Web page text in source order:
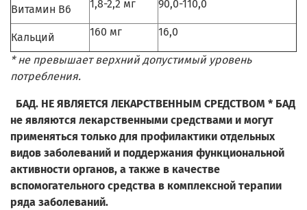
Витамин В6 1,8-2,2 мг 90,0-110,0
Кальций 160 мг 16,0
* не превышает верхний допустимый уровень
потребления.
БАД. НЕ ЯВЛЯЕТСЯ ЛЕКАРСТВЕННЫМ СРЕДСТВОМ * БАД
не являются лекарственными средствами и могут
применяться только для профилактики отдельных
видов заболеваний и поддержания функциональной
активности органов, а также в качестве
вспомогательного средства в комплексной терапии
ряда заболеваний.